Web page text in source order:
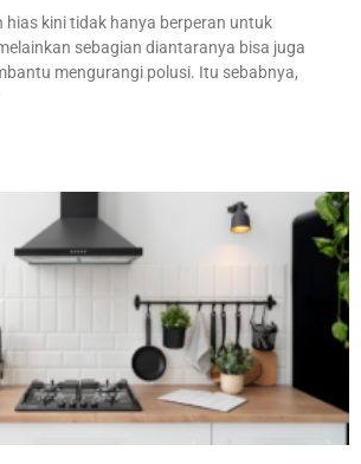
hias kini tidak hanya berperan untuk
sebagian diantaranya bisa juga
mengurangi polusi. Itu sebabnya,